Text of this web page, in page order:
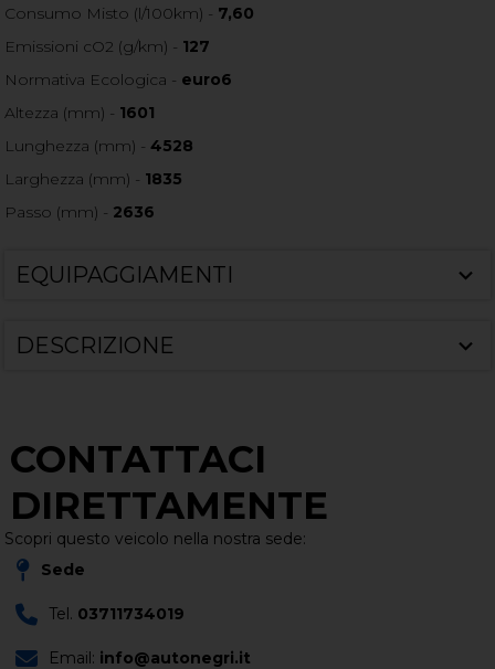
Consumo Misto (l/100km) - 7,60
Emissioni cO2 (g/km) - 127
Normativa Ecologica - euro6
Altezza (mm) - 1601
Lunghezza (mm) -4528
Larghezza (mm) - 1835
Passo (mm) - 2636
EQUIPAGGIAMENTI
DESCRIZIONE
CONTATTACI
DIRETTAMENTE
Scopri questo veicolo nella nostra sede:
Sede
Tel. 03711734019
Email: info@autonegri.it